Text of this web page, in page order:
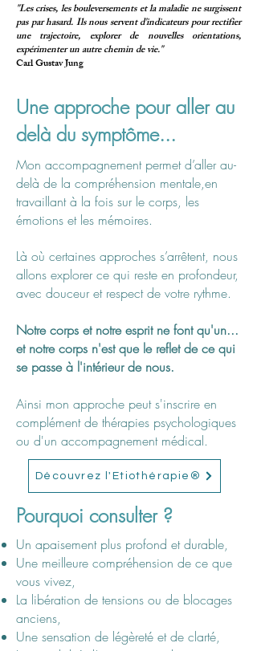
"Les crises, les bouleversements et la maladie ne surgissent
pas par hasard. Ils nous servent d'indicateurs pour rectifier
une trajectoire, explorer de nouvelles orientations,
expérimenter un autre chemin de vie."
Carl Gustav Jung
Une approche pour aller au
delà du symptôme...
Mon accompagnement permet d’aller au-
delà de la compréhension mentale,en
travaillant à la fois sur le corps, les
émotions et les mémoires.
Là où certaines approches s’arrêtent, nous
allons explorer ce qui reste en profondeur,
avec douceur et respect de votre rythme.
Notre corps et notre esprit ne font qu'un...
et notre corps n'est que le reflet de ce qui
se passe à l'intérieur de nous.
Ainsi mon approche peut s'inscrire en
complément de thérapies psychologiques
ou d'un accompagnement médical.
Découvrez l'Etiothérapie®
Pourquoi consulter ?
Un apaisement plus profond et durable,
Une meilleure compréhension de ce que
vous vivez,
La libération de tensions ou de blocages
anciens,
Une sensation de légèreté et de clarté,